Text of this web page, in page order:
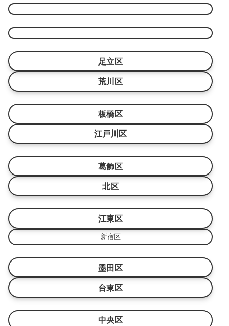
足立区
荒川区
板橋区
江戸川区
葛飾区
北区
江東区
新宿区
墨田区
台東区
中央区